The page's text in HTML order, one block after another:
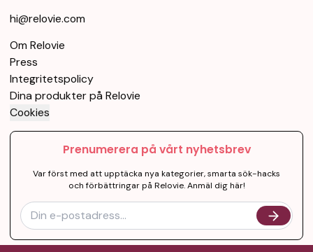
hi@relovie.com
Om Relovie
Press
Integritetspolicy
Dina produkter på Relovie
Cookies
Prenumerera på vårt nyhetsbrev
Var först med att upptäcka nya kategorier, smarta sök-hacks
och förbättringar på Relovie. Anmäl dig här!